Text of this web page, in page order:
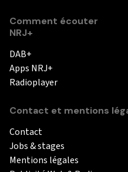
Comment écouter
NRJ+
DAB+
Apps NRJ+
Radioplayer
Contact et mentions
Contact
Jobs & stages
Mentions légales